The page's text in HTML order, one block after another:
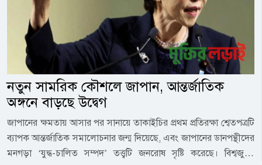
নতুন সামরিক কৌশলে জাপান, আন্তর্জাতিক
অঙ্গনে বাড়ছে উদ্বেগ
জাপানের ক্ষমতায় আসার পর সানায়ে তাকাইচির প্রথম প্রতিরক্ষা শ্বেতপত্রটি
ব্যাপক আন্তর্জাতিক সমালোচনার জন্ম দিয়েছে, এবং জাপানের ডানপন্থীদের
মনগড়া ‘যুদ্ধ-চালিত সম্পদ’ তত্ত্বটি জনরোষ সৃষ্টি করেছে। বিশ্বজুড়ে